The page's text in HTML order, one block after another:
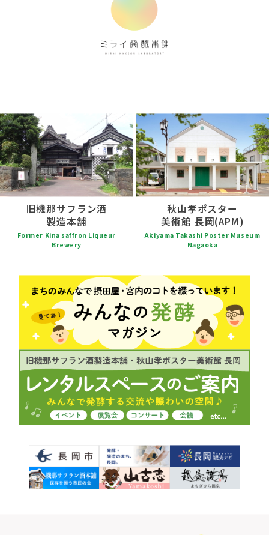
旧機那サフラン酒
製造本舗
Former Kina saffron Liqueur
Brewery
秋山孝ポスター
美術館 長岡(APM)
Akiyama Takashi Poster Museum
Nagaoka